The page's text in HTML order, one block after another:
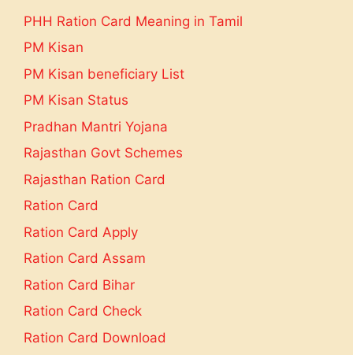
PHH Ration Card Meaning in Tamil
PM Kisan
PM Kisan beneficiary List
PM Kisan Status
Pradhan Mantri Yojana
Rajasthan Govt Schemes
Rajasthan Ration Card
Ration Card
Ration Card Apply
Ration Card Assam
Ration Card Bihar
Ration Card Check
Ration Card Download